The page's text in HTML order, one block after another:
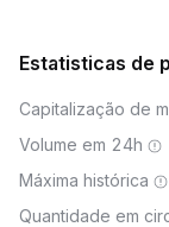
Estatisticas de
Capitalização de
Volume em 24h
Máxima histórica
Quantidade em